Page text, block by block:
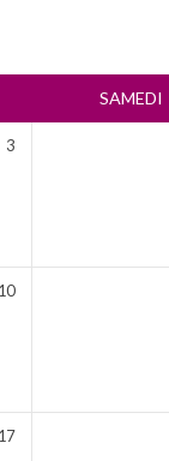
SAMEDI
3
10
17